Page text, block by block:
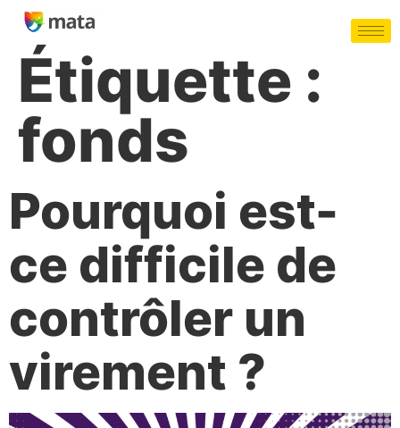
Étiquette :
fonds
Pourquoi est-
ce difficile de
contrôler un
virement ?